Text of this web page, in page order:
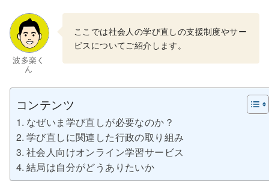
波多楽く
ん
ここでは社会人の学び直しの支援制度やサー
ビスについてご紹介します。
コンテンツ
なぜいま学び直しが必要なのか？
学び直しに関連した行政の取り組み
社会人向けオンライン学習サービス
結局は自分がどうありたいか